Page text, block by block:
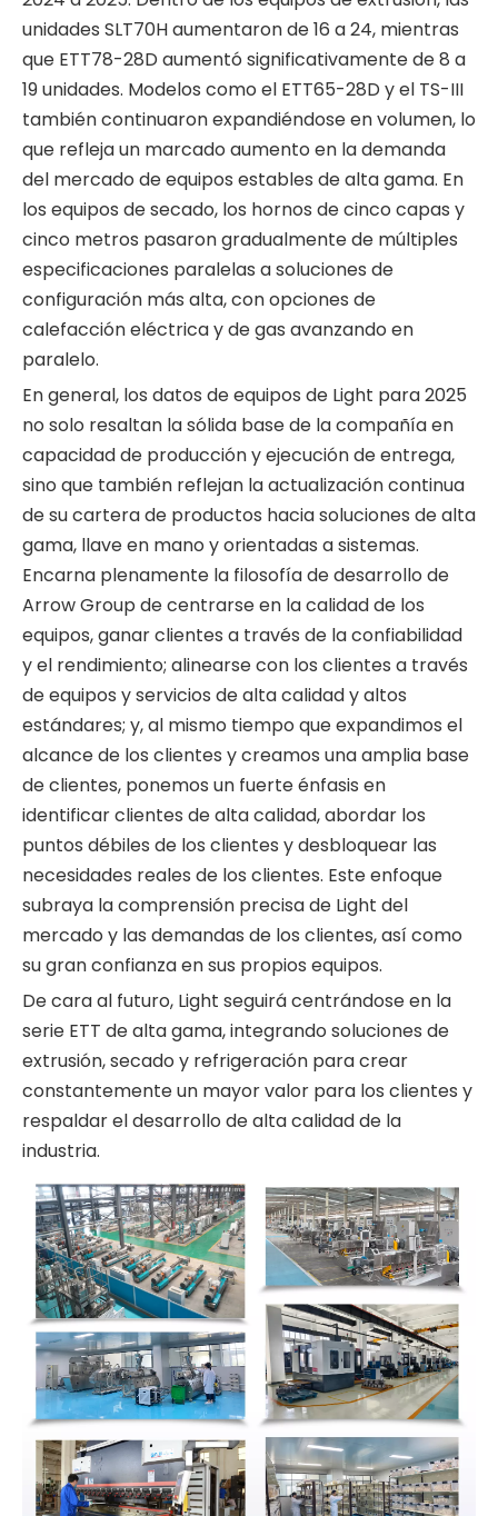
unidades SLT70H aumentaron de 16 a 24, mientras
que ETT78-28D aumentó significativamente de 8 a
19 unidades. Modelos como el ETT65-28D y el TS-III
también continuaron expandiéndose en volumen, lo
que refleja un marcado aumento en la demanda
del mercado de equipos estables de alta gama. En
los equipos de secado, los hornos de cinco capas y
cinco metros pasaron gradualmente de múltiples
especificaciones paralelas a soluciones de
configuración más alta, con opciones de
calefacción eléctrica y de gas avanzando en
paralelo.
En general, los datos de equipos de Light para 2025
no solo resaltan la sólida base de la compañía en
capacidad de producción y ejecución de entrega,
sino que también reflejan la actualización continua
de su cartera de productos hacia soluciones de alta
gama, llave en mano y orientadas a sistemas.
Encarna plenamente la filosofía de desarrollo de
Arrow Group de centrarse en la calidad de los
equipos, ganar clientes a través de la confiabilidad
y el rendimiento; alinearse con los clientes a través
de equipos y servicios de alta calidad y altos
estándares; y, al mismo tiempo que expandimos el
alcance de los clientes y creamos una amplia base
de clientes, ponemos un fuerte énfasis en
identificar clientes de alta calidad, abordar los
puntos débiles de los clientes y desbloquear las
necesidades reales de los clientes. Este enfoque
subraya la comprensión precisa de Light del
mercado y las demandas de los clientes, así como
su gran confianza en sus propios equipos.
De cara al futuro, Light seguirá centrándose en la
serie ETT de alta gama, integrando soluciones de
extrusión, secado y refrigeración para crear
constantemente un mayor valor para los clientes y
respaldar el desarrollo de alta calidad de la
industria.